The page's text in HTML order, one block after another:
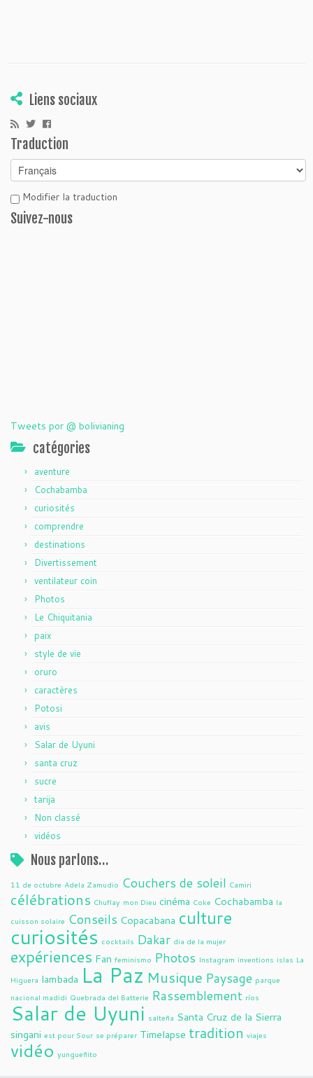
Liens sociaux
Traduction
Modifier la traduction
Suivez-nous
Tweets por @ bolivianing
catégories
aventure
Cochabamba
curiosités
comprendre
destinations
Divertissement
ventilateur coin
Photos
Le Chiquitania
paix
style de vie
oruro
caractères
Potosi
avis
Salar de Uyuni
santa cruz
sucre
tarija
Non classé
vidéos
Nous parlons…
11 de octubre Adela Zamudio Couchers de soleil Camiri
célébrations Chuflay mon Dieu cinéma Coke Cochabamba la
cuisson solaire Conseils Copacabana culture
curiosités cocktails Dakar dia de la mujer
expériences Fan feminismo Photos Instagram inventions islas La
Higuera lambada La Paz Musique Paysage parque
nacional madidi Quebrada del Batterie Rassemblement ríos
Salar de Uyuni salteña Santa Cruz de la Sierra
singani est pour Sour se préparer Timelapse tradition viajes
vidéo yungueñito